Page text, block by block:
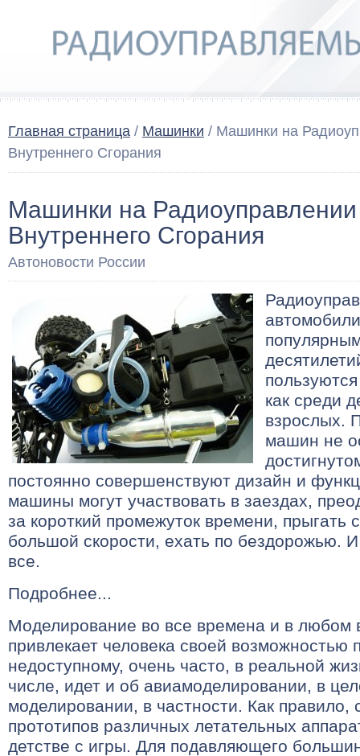
Главная страница / Машинки / Машинки на
Внутреннего Сгорания
Машинки на Радиоуправлении
Внутреннего Сгорания
Автоновости России
как среди
взрослых.
машин не
постоянно совершенствуют дизайн и
машины могут участвовать в заездах,
за короткий промежуток времени, прыгать
большой скорости, ехать по бездорожью.
все.
Подробнее...
Моделирование во все времена и в любом
привлекает человека своей возможностью
недоступному, очень часто, в реальной
числе, идет и об авиамоделировании, в
моделировании, в частности. Как правило,
прототипов различных летательных
детстве с игры. Для подавляющего